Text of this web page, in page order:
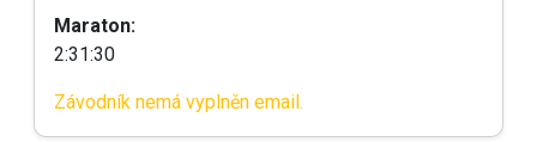
Maraton:
2:31:30
Závodník nemá vyplněn email.